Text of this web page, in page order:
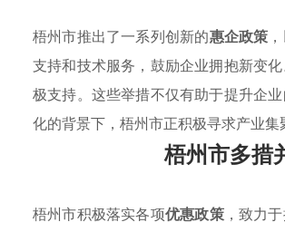
梧州市推出了一系列创新的惠企政策
支持和技术服务，鼓励企业拥抱新变
极支持。这些举措不仅有助于提升企
化的背景下，梧州市正积极寻求产业
梧州市多措
梧州市积极落实各项优惠政策，致力